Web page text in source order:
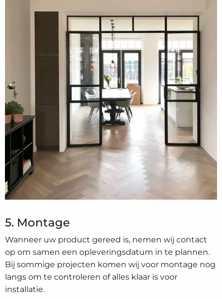
5. Montage
Wanneer uw product gereed is, nemen wij contact
op om samen een opleveringsdatum in te plannen.
Bij sommige projecten komen wij voor montage nog
langs om te controleren of alles klaar is voor
installatie.